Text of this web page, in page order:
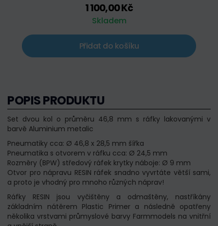
1 100,00 Kč
Skladem
Přidat do košíku
POPIS PRODUKTU
Set dvou kol o průměru 46,8 mm s ráfky lakovanými v
barvě Aluminium metalic
Pneumatiky cca: Ø 46,8 x 28,5 mm šířka
Pneumatika s otvorem v ráfku cca: Ø 24,5 mm
Rozměry (BPW) středový ráfek krytky náboje: Ø 9 mm
Otvor pro nápravu RESIN ráfek snadno vyvrtáte větší sami,
a proto je vhodný pro mnoho různých náprav!
Ráfky RESIN jsou vyčištěny a odmaštěny, nastříkány
základním nátěrem Plastic Primer a následně opatřeny
několika vrstvami průmyslové barvy Farmmodels na vnitřní